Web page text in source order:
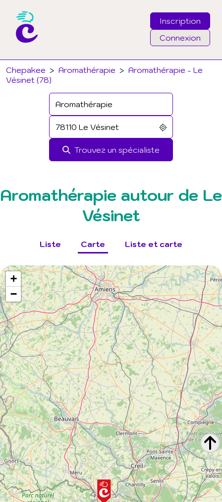
Inscription
Connexion
Chepakee > Aromathérapie > Aromathérapie - Le
Vésinet (78)
Trouvez un spécialiste
Email
Mot de passe
J'ai oublié mon mot de passe
Connexion
Aromathérapie autour de Le
Vésinet
Liste Carte Liste et carte
+
−